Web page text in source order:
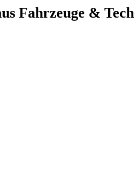
Fahrzeuge &